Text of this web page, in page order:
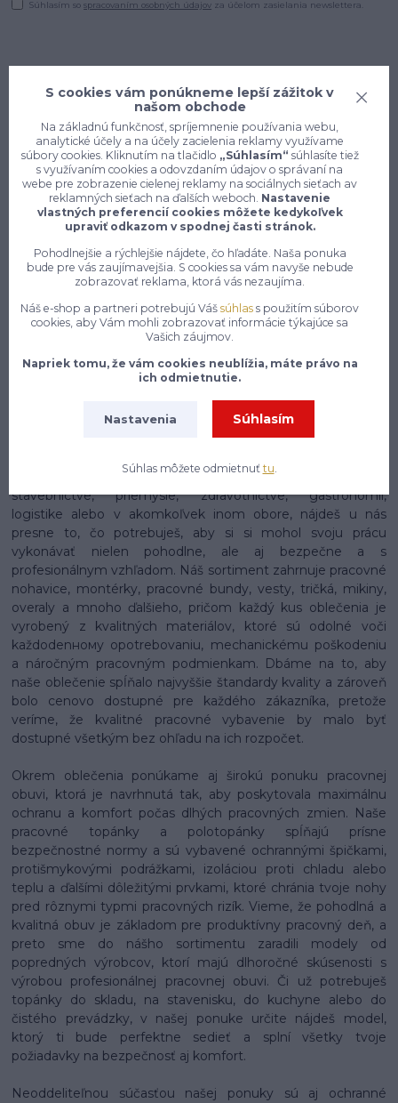
Súhlasím sospracovaním osobných údajov za účelom zasielania newslettera.
Konečne e-shop, kde nemusíte
vyberať medzi kvalitou a cenou,
pracovné aj voľnočasové oblečenie
pre mužov a ženy na jednom mieste,
7 z 10 zákazníkov si objedná znovu do 30 dní —
zistite, čo je na našich pracovných odevoch a
Na našom e-shope enytex.sk sa môžeš tešiť na skutočne
rozsiahly a starostlivo zostavený sortiment pracovného
najrôznejšími odvetviami a profesiami. Či už pracuješ v
stavebníctve, priemysle, zdravotníctve, gastronómii,
logistike alebo v akomkoľvek inom obore, nájdeš u nás
presne to, čo potrebuješ, aby si si mohol svoju prácu
vykonávať nielen pohodlne, ale aj bezpečne a s
profesionálnym vzhľadom. Náš sortiment zahrnuje pracovné
nohavice, montérky, pracovné bundy, vesty, tričká, mikiny,
overaly a mnoho ďalšieho, pričom každý kus oblečenia je
vyrobený z kvalitných materiálov, ktoré sú odolné voči
každodenному opotrebovaniu, mechanickému poškodeniu
a náročným pracovným podmienkam. Dbáme na to, aby
naše oblečenie spĺňalo najvyššie štandardy kvality a zároveň
bolo cenovo dostupné pre každého zákazníka, pretože
veríme, že kvalitné pracovné vybavenie by malo byť
dostupné všetkým bez ohľadu na ich rozpočet.
Okrem oblečenia ponúkame aj širokú ponuku pracovnej
obuvi, ktorá je navrhnutá tak, aby poskytovala maximálnu
ochranu a komfort počas dlhých pracovných zmien. Naše
pracovné topánky a polotopánky spĺňajú prísne
bezpečnostné normy a sú vybavené ochrannými špičkami,
protišmykovými podrážkami, izoláciou proti chladu alebo
teplu a ďalšími dôležitými prvkami, ktoré chránia tvoje nohy
pred rôznymi typmi pracovných rizík. Vieme, že pohodlná a
kvalitná obuv je základom pre produktívny pracovný deň, a
preto sme do nášho sortimentu zaradili modely od
popredných výrobcov, ktorí majú dlhoročné skúsenosti s
výrobou profesionálnej pracovnej obuvi. Či už potrebuješ
topánky do skladu, na stavenisku, do kuchyne alebo do
čistého prevádzky, v našej ponuke určite nájdeš model,
ktorý ti bude perfektne sedieť a splní všetky tvoje
požiadavky na bezpečnosť aj komfort.
Neoddeliteľnou súčasťou našej ponuky sú aj ochranné
S cookies vám ponúkneme lepší zážitok v
našom obchode
Na základnú funkčnosť, spríjemnenie používania webu,
analytické účely a na účely zacielenia reklamy využívame
súbory cookies. Kliknutím na tlačidlo „Súhlasím“ súhlasíte tiež
s využívaním cookies a odovzdaním údajov o správaní na
webe pre zobrazenie cielenej reklamy na sociálnych sieťach av
reklamných sieťach na ďalších weboch. Nastavenie
vlastných preferencií cookies môžete kedykoľvek
upraviť odkazom v spodnej časti stránok.
Pohodlnejšie a rýchlejšie nájdete, čo hľadáte. Naša ponuka
bude pre vás zaujímavejšia. S cookies sa vám navyše nebude
zobrazovať reklama, ktorá vás nezaujíma.
Náš e-shop a partneri potrebujú Vášsúhlas s použitím súborov
cookies, aby Vám mohli zobrazovať informácie týkajúce sa
Vašich záujmov.
Napriek tomu, že vám cookies neublížia, máte právo na
ich odmietnutie.
Nastavenia Súhlasím
Súhlas môžete odmietnuť tu